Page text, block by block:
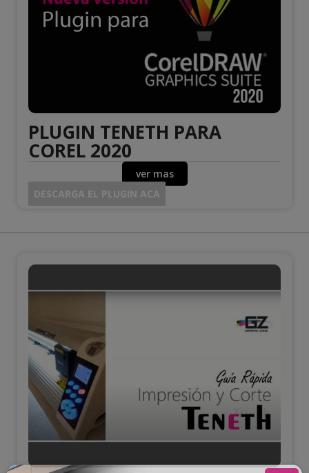
PLUGIN TENETH PARA
COREL 2020
ver mas
DESCARGA EL PLUGIN ACA